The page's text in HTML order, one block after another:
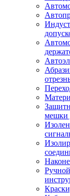
мешки